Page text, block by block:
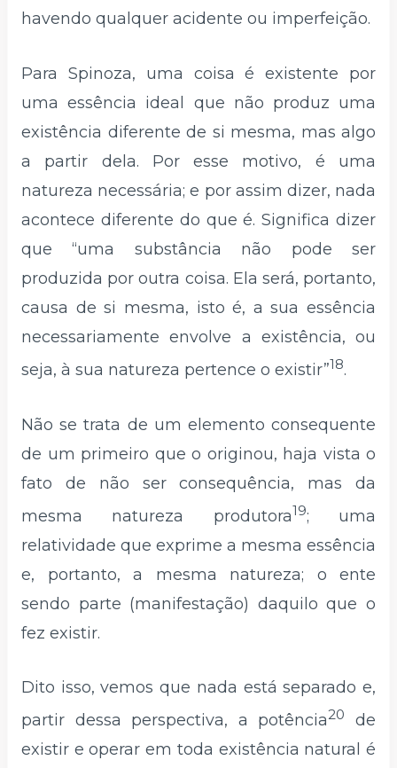
havendo qualquer acidente ou imperfeição.
Para Spinoza, uma coisa é existente por
uma essência ideal que não produz uma
existência diferente de si mesma, mas algo
a partir dela. Por esse motivo, é uma
natureza necessária; e por assim dizer, nada
acontece diferente do que é. Significa dizer
que “uma substância não pode ser
produzida por outra coisa. Ela será, portanto,
causa de si mesma, isto é, a sua essência
necessariamente envolve a existência, ou
seja, à sua natureza pertence o existir”18.
Não se trata de um elemento consequente
de um primeiro que o originou, haja vista o
fato de não ser consequência, mas da
mesma natureza produtora19; uma
relatividade que exprime a mesma essência
e, portanto, a mesma natureza; o ente
sendo parte (manifestação) daquilo que o
fez existir.
Dito isso, vemos que nada está separado e,
partir dessa perspectiva, a potência20
de
existir e operar em toda existência natural é